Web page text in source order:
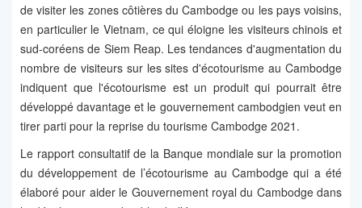
de visiter les zones côtières du Cambodge ou les pays voisins,
en particulier le Vietnam, ce qui éloigne les visiteurs chinois et
sud-coréens de Siem Reap. Les tendances d'augmentation du
nombre de visiteurs sur les sites d'écotourisme au Cambodge
indiquent que l'écotourisme est un produit qui pourrait être
développé davantage et le gouvernement cambodgien veut en
tirer parti pour la reprise du tourisme Cambodge 2021.
Le rapport consultatif de la Banque mondiale sur la promotion
du développement de l’écotourisme au Cambodge qui a été
élaboré pour aider le Gouvernement royal du Cambodge dans